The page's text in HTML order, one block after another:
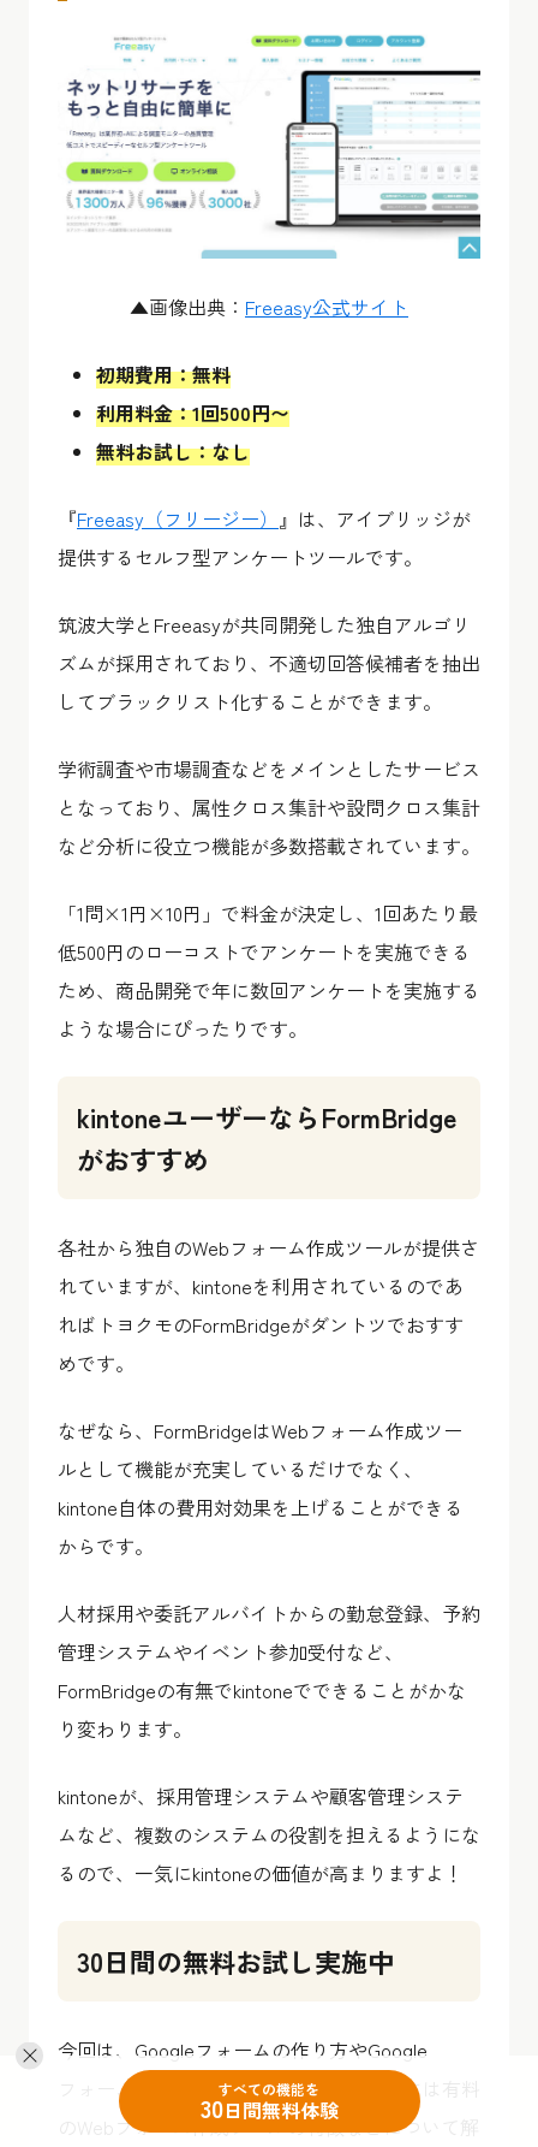
▲画像出典： Freeasy公式サイト
初期費用：無料
利用料金：1回500円〜
無料お試し：なし
『Freeasy（フリージー） 』は、アイブリッジが
提供するセルフ型アンケートツールです。
筑波大学とFreeasyが共同開発した独自アルゴリ
ズムが採用されており、不適切回答候補者を抽出
してブラックリスト化することができます。
学術調査や市場調査などをメインとしたサービス
となっており、属性クロス集計や設問クロス集計
など分析に役立つ機能が多数搭載されています。
「1問×1円×10円」で料金が決定し、1回あたり最
低500円のローコストでアンケートを実施できる
ため、商品開発で年に数回アンケートを実施する
ような場合にぴったりです。
kintoneユーザーならFormBridge
がおすすめ
各社から独自のWebフォーム作成ツールが提供さ
れていますが、kintoneを利用されているのであ
ればトヨクモのFormBridgeがダントツでおすす
めです。
なぜなら、FormBridgeはWebフォーム作成ツー
ルとして機能が充実しているだけでなく、
kintone自体の費用対効果を上げることができる
からです。
人材採用や委託アルバイトからの勤怠登録、予約
管理システムやイベント参加受付など、
FormBridgeの有無でkintoneでできることがかな
り変わります。
kintoneが、採用管理システムや顧客管理システ
ムなど、複数のシステムの役割を担えるようにな
るので、一気にkintoneの価値が高まりますよ！
30日間の無料お試し実施中
今回は、Googleフォームの作り方やGoogle
フォームのメリット・デメリット、さらには有料
のWebフォーム作成ツールの特徴などについて解
すべての機能を
30日間無料体験